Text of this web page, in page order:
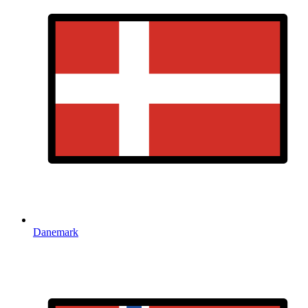
Danemark